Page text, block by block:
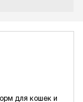
для кошек и